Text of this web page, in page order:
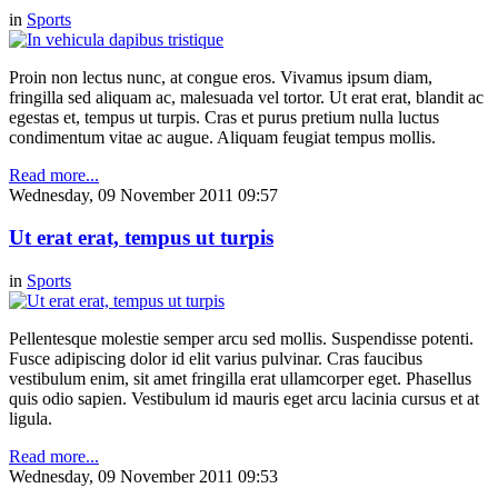
in Sports
Proin non lectus nunc, at congue eros. Vivamus ipsum diam,
fringilla sed aliquam ac, malesuada vel tortor. Ut erat erat, blandit ac
egestas et, tempus ut turpis. Cras et purus pretium nulla luctus
condimentum vitae ac augue. Aliquam feugiat tempus mollis.
Read more...
Wednesday, 09 November 2011 09:57
Ut erat erat, tempus ut turpis
in Sports
Pellentesque molestie semper arcu sed mollis. Suspendisse potenti.
Fusce adipiscing dolor id elit varius pulvinar. Cras faucibus
vestibulum enim, sit amet fringilla erat ullamcorper eget. Phasellus
quis odio sapien. Vestibulum id mauris eget arcu lacinia cursus et at
ligula.
Read more...
Wednesday, 09 November 2011 09:53